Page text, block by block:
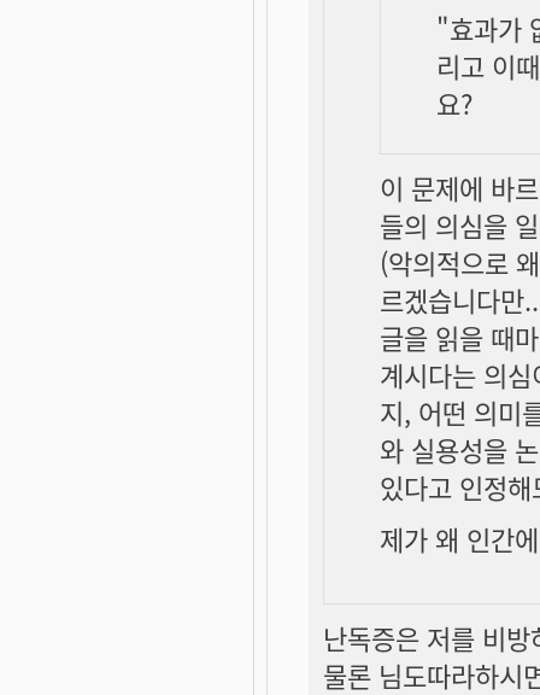
"효과가
리고 이
요?
이 문제에 바
들의 의심을
(악의적으로
르겠습니다만
글을 읽을 때
계시다는 의
지, 어떤 의미
와 실용성을
있다고 인정
제가 왜 인간
난독증은 저를 비
물론 님도따라하시